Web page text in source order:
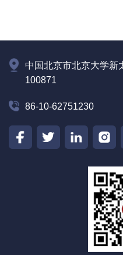
中国北京市北京大学新
100871
86-10-62751230